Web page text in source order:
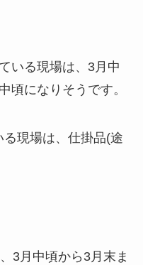
いる現場は、3月中
頃になりそうです。
現場は、仕掛品(途
3月中頃から3月末ま